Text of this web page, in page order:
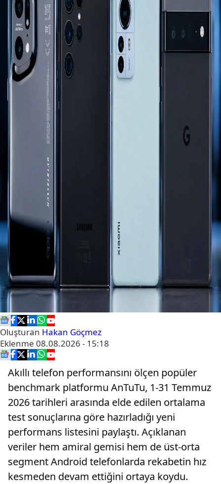
Oluşturan Hakan Göçmez
Eklenme 08.08.2026 - 15:18
Akıllı telefon performansını ölçen popüler
benchmark platformu AnTuTu, 1-31 Temmuz
2026 tarihleri arasında elde edilen ortalama
test sonuçlarına göre hazırladığı yeni
performans listesini paylaştı. Açıklanan
veriler hem amiral gemisi hem de üst-orta
segment Android telefonlarda rekabetin hız
kesmeden devam ettiğini ortaya koydu.